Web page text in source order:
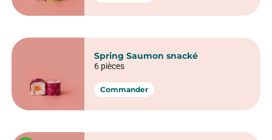
Spring Saumon snacké
6 pièces
Commander